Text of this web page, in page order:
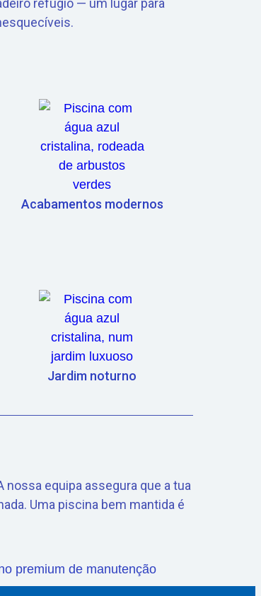
refúgio — um lugar para
Acabamentos modernos
Jardim noturno
equipa assegura que a tua
Uma piscina bem mantida é